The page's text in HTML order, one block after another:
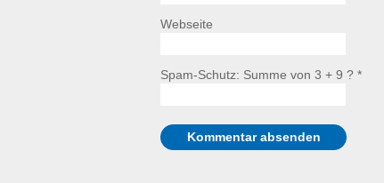
Webseite
Spam-Schutz: Summe von 3 + 9 ? *